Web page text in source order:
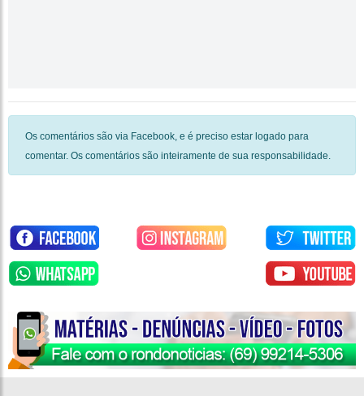
Os comentários são via Facebook, e é preciso estar logado para
comentar. Os comentários são inteiramente de sua responsabilidade.